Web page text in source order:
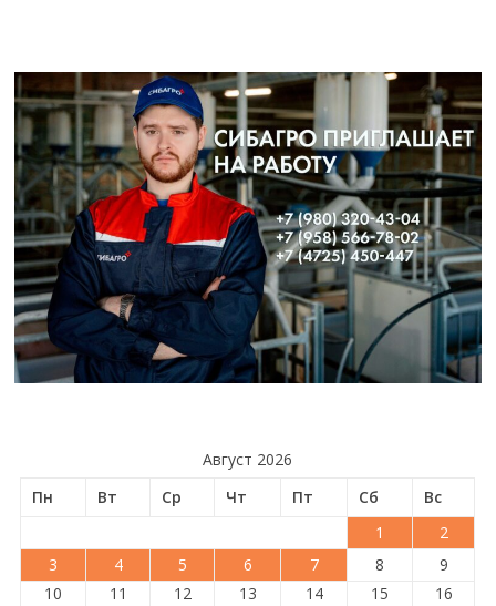
Август 2026
Пн
Вт Ср Чт Пт Сб
Вс
1
2
3
4 5 6 7 8
9
10
11 12 13 14 15
16